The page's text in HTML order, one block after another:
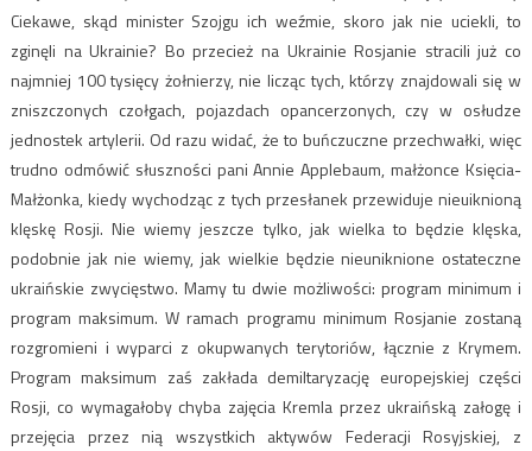
Ciekawe, skąd minister Szojgu ich weźmie, skoro jak nie uciekli, to
zginęli na Ukrainie? Bo przecież na Ukrainie Rosjanie stracili już co
najmniej 100 tysięcy żołnierzy, nie licząc tych, którzy znajdowali się w
zniszczonych czołgach, pojazdach opancerzonych, czy w osłudze
jednostek artylerii. Od razu widać, że to buńczuczne przechwałki, więc
trudno odmówić słuszności pani Annie Applebaum, małżonce Księcia-
Małżonka, kiedy wychodząc z tych przesłanek przewiduje nieuiknioną
klęskę Rosji. Nie wiemy jeszcze tylko, jak wielka to będzie klęska,
podobnie jak nie wiemy, jak wielkie będzie nieuniknione ostateczne
ukraińskie zwycięstwo. Mamy tu dwie możliwości: program minimum i
program maksimum. W ramach programu minimum Rosjanie zostaną
rozgromieni i wyparci z okupwanych terytoriów, łącznie z Krymem.
Program maksimum zaś zakłada demiltaryzację europejskiej części
Rosji, co wymagałoby chyba zajęcia Kremla przez ukraińską załogę i
przejęcia przez nią wszystkich aktywów Federacji Rosyjskiej, z